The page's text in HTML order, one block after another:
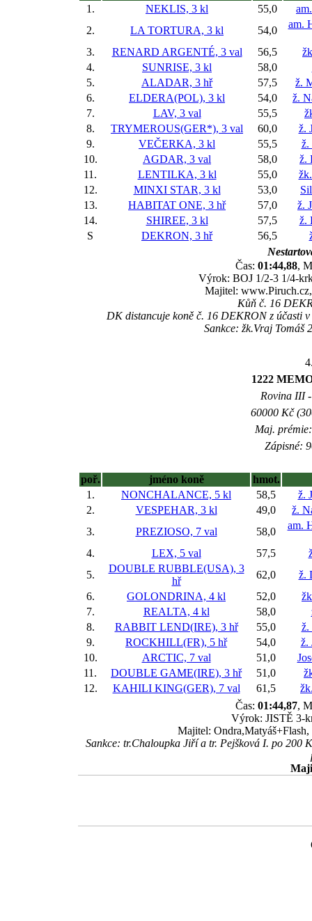
1.
NEKLIS, 3 kl 55,0
2.
LA TORTURA, 3 kl 54,0
am.
3. RENARD ARGENTÉ, 3 val 56,5
4.
SUNRISE, 3 kl 58,0
5.
ALADAR, 3 hř 57,5
ž.
6.
ELDERA(POL), 3 kl 54,0
ž.
7.
LAV, 3 val 55,5
8.
TRYMEROUS(GER*), 3 val 60,0
ž.
9.
VEČERKA, 3 kl 55,5
ž.
10.
AGDAR, 3 val 58,0
ž.
11.
LENTILKA, 3 kl 55,0
12.
MINXI STAR, 3 kl 53,0
13.
HABITAT ONE, 3 hř 57,0
ž.
14.
SHIREE, 3 kl 57,5
ž.
S
DEKRON, 3 hř 56,5
Čas: 01:44,88,
Výrok: BOJ 1/2-3 1/4-
Majitel:
Kůň č. 16
DK distancuje koně č. 16 DEKRON z účasti
Sankce: žk.Vraj Tomáš
1222
Rovina III
60000 Kč
Maj.
Zápisné:
poř. jméno koně
hmot.
1.
NONCHALANCE, 5 kl 58,5
ž.
2.
VESPEHAR, 3 kl 49,0
ž.
3.
PREZIOSO, 7 val 58,0
am.
4. LEX, 5 val 57,5
5.
DOUBLE RUBBLE(USA), 3
hř
62,0
ž.
6.
GOLONDRINA, 4 kl 52,0
7.
REALTA, 4 kl 58,0
8.
RABBIT LEND(IRE), 3 hř 55,0
ž.
9.
ROCKHILL(FR), 5 hř 54,0
ž.
10.
ARCTIC, 7 val 51,0
11.
DOUBLE GAME(IRE), 3 hř 51,0
12.
KAHILI KING(GER), 7 val 61,5
Čas: 01:44,87,
Výrok: JISTĚ 3-
Majitel:
Sankce: tr.Chaloupka Jiří a tr. Pejšková I. po